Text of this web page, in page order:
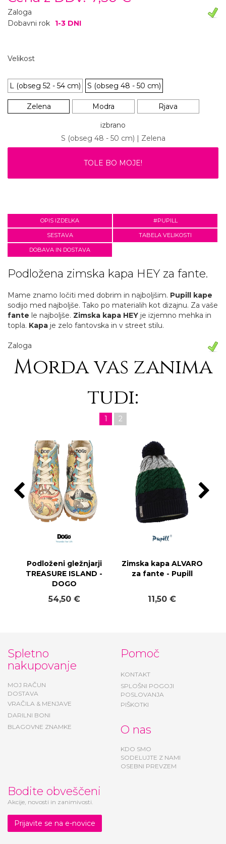
Zaloga
Dobavni rok
1-3 DNI
Velikost
L (obseg 52 - 54 cm) S (obseg 48 - 50 cm)
Zelena Modra Rjava
izbrano
S (obseg 48 - 50 cm) | Zelena
TOLE BO MOJE!
OPIS IZDELKA #PUPILL
SESTAVA TABELA VELIKOSTI
DOBAVA IN DOSTAVA
Podložena zimska kapa HEY za fante.
Mame znamo ločiti med dobrim in najboljšim. Pupill kape
sodijo med najboljše. Tako po materialih kot dizajnu. Za vaše
fante le najboljše. Zimska kapa HEY je izjemno mehka in
topla. Kapa je zelo fantovska in v street stilu.
Zaloga
Morda vas zanima
tudi:
1 2
Podloženi gležnjarji
TREASURE ISLAND -
DOGO
54,50 €
Zimska kapa ALVARO
za fante - Pupill
11,50 €
Spletno
nakupovanje
MOJ RAČUN
DOSTAVA
VRAČILA & MENJAVE
DARILNI BONI
BLAGOVNE ZNAMKE
Pomoč
KONTAKT
SPLOŠNI POGOJI
POSLOVANJA
PIŠKOTKI
O nas
KDO SMO
SODELUJTE Z NAMI
OSEBNI PREVZEM
Bodite obveščeni
Akcije, novosti in zanimivosti.
Prijavite se na e-novice